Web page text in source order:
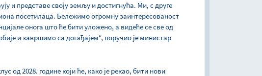
и представе своју земљу и достигнућа. Ми, с друге
посетилаца. Бележимо огромну заинтересованост
онога што ће бити уложено, а видеће се све од
и завршимо са догађајем“, поручио је министар
од 2028. године који ће, како је рекао, бити нови